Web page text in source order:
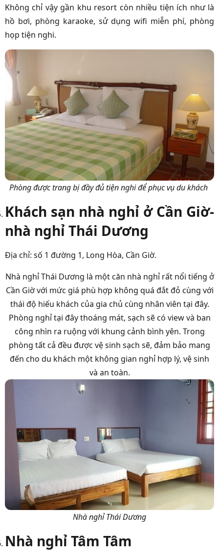
Không chỉ vậy gần khu resort còn nhiều tiện ích như là
hồ bơi, phòng karaoke, sử dụng wifi miễn phí, phòng
họp tiện nghi.
Phòng được trang bị đầy đủ tiện nghi để phục vụ du khách
Khách sạn nhà nghỉ ở Cần Giờ-
nhà nghỉ Thái Dương
Địa chỉ: số 1 đường 1, Long Hòa, Cần Giờ.
Nhà nghỉ Thái Dương là một căn nhà nghỉ rất nổi tiếng ở
Cần Giờ với mức giá phù hợp không quá đắt đỏ cùng với
thái độ hiếu khách của gia chủ cùng nhân viên tại đây.
Phòng nghỉ tại đây thoáng mát, sạch sẽ có view và ban
công nhìn ra ruộng với khung cảnh bình yên. Trong
phòng tất cả đều được vệ sinh sạch sẽ, đảm bảo mang
đến cho du khách một không gian nghỉ hợp lý, vệ sinh
và an toàn.
Nhà nghỉ Thái Dương
Nhà nghỉ Tâm Tâm